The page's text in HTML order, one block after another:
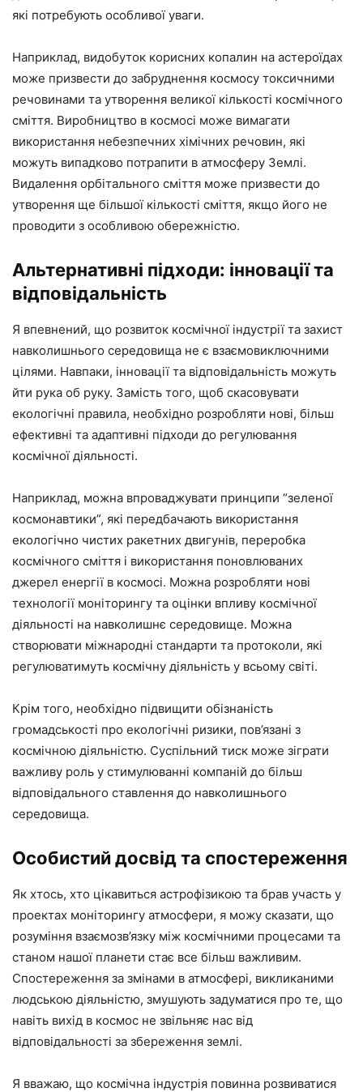
які потребують особливої уваги.
Наприклад, видобуток корисних копалин на астероїдах
може призвести до забруднення космосу токсичними
речовинами та утворення великої кількості космічного
сміття. Виробництво в космосі може вимагати
використання небезпечних хімічних речовин, які
можуть випадково потрапити в атмосферу Землі.
Видалення орбітального сміття може призвести до
утворення ще більшої кількості сміття, якщо його не
проводити з особливою обережністю.
Альтернативні підходи: інновації та
відповідальність
Я впевнений, що розвиток космічної індустрії та захист
навколишнього середовища не є взаємовиключними
цілями. Навпаки, інновації та відповідальність можуть
йти рука об руку. Замість того, щоб скасовувати
екологічні правила, необхідно розробляти нові, більш
ефективні та адаптивні підходи до регулювання
космічної діяльності.
Наприклад, можна впроваджувати принципи “зеленої
космонавтики”, які передбачають використання
екологічно чистих ракетних двигунів, переробка
космічного сміття і використання поновлюваних
джерел енергії в космосі. Можна розробляти нові
технології моніторингу та оцінки впливу космічної
діяльності на навколишнє середовище. Можна
створювати міжнародні стандарти та протоколи, які
регулюватимуть космічну діяльність у всьому світі.
Крім того, необхідно підвищити обізнаність
громадськості про екологічні ризики, пов’язані з
космічною діяльністю. Суспільний тиск може зіграти
важливу роль у стимулюванні компаній до більш
відповідального ставлення до навколишнього
середовища.
Особистий досвід та спостереження
Як хтось, хто цікавиться астрофізикою та брав участь у
проектах моніторингу атмосфери, я можу сказати, що
розуміння взаємозв’язку між космічними процесами та
станом нашої планети стає все більш важливим.
Спостереження за змінами в атмосфері, викликаними
людською діяльністю, змушують задуматися про те, що
навіть вихід в космос не звільняє нас від
відповідальності за збереження землі.
Я вважаю, що космічна індустрія повинна розвиватися